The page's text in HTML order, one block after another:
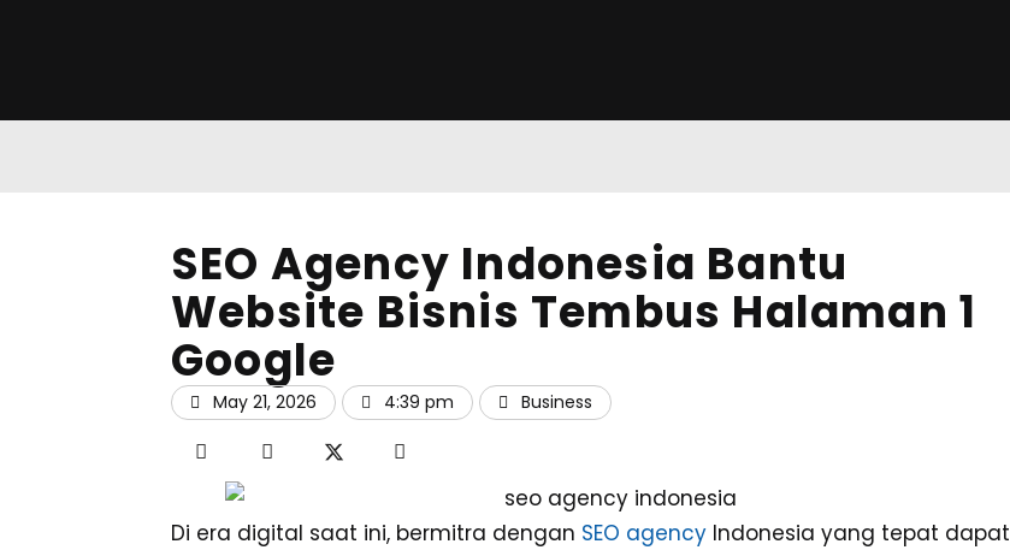
SEO Agency Indonesia Bantu
Website Bisnis Tembus Halaman 1
Google
May 21, 2026 4:39 pm Business
Di era digital saat ini, bermitra dengan SEO agency Indonesia yang tepat dapat